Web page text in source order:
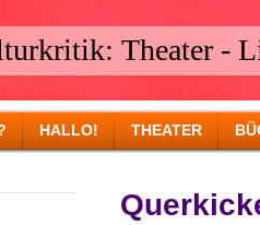
Theater -
HALLO! THEATER